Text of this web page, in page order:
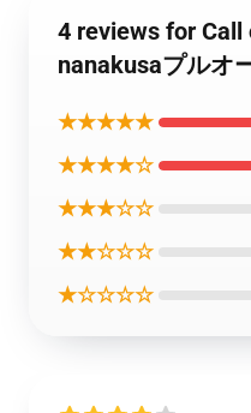
4 reviews for
nanakusaプルオ
★★★★★
★★★★☆
★★★☆☆
★★☆☆☆
★☆☆☆☆